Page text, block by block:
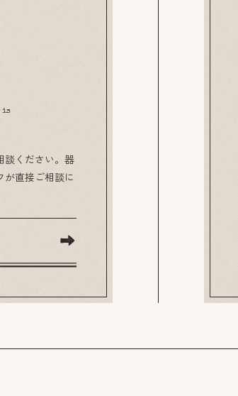
is
談ください。器
が直接ご相談に